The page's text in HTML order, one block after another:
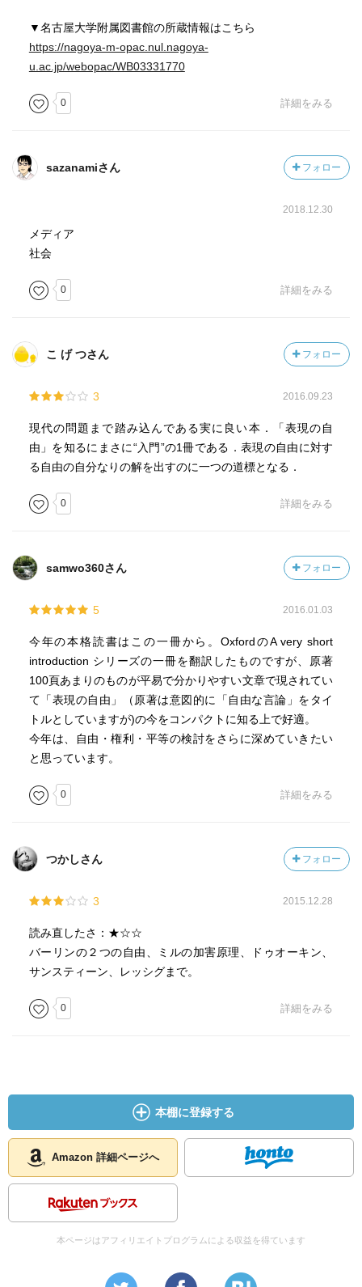
▼名古屋大学附属図書館の所蔵情報はこちら
https://nagoya-m-opac.nul.nagoya-
u.ac.jp/webopac/WB03331770
0 詳細をみる
sazanamiさん フォロー
2018.12.30
メディア
社会
0 詳細をみる
こ げ つさん フォロー
3 2016.09.23
現代の問題まで踏み込んである実に良い本．「表現の自
由」を知るにまさに“入門”の1冊である．表現の自由に対す
る自由の自分なりの解を出すのに一つの道標となる．
0 詳細をみる
samwo360さん フォロー
5 2016.01.03
今年の本格読書はこの一冊から。OxfordのA very short
introduction シリーズの一冊を翻訳したものですが、原著
100頁あまりのものが平易で分かりやすい文章で現されてい
て「表現の自由」（原著は意図的に「自由な言論」をタイ
トルとしていますが)の今をコンパクトに知る上で好適。
今年は、自由・権利・平等の検討をさらに深めていきたい
と思っています。
0 詳細をみる
つかしさん フォロー
3 2015.12.28
読み直したさ：★☆☆
バーリンの２つの自由、ミルの加害原理、ドゥオーキン、
サンスティーン、レッシグまで。
0 詳細をみる
本棚に登録する
Amazon 詳細ページへ
本ページはアフィリエイトプログラムによる収益を得ています